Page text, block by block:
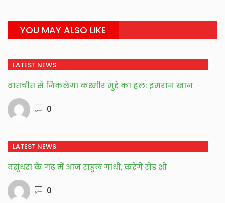
YOU MAY ALSO LIKE
LATEST NEWS
बातचीत से निकलेगा कश्मीर मुद्दे का हल: इमरान खान
0
LATEST NEWS
वसुंधरा के गढ़ में आज राहुल गांधी, करेंगे रोड शो
0